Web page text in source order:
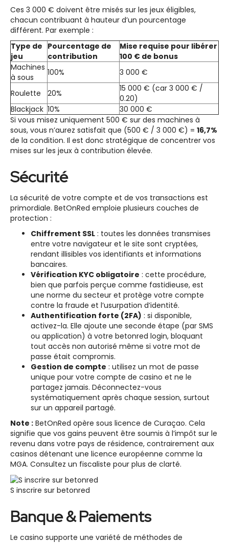
Ces 3 000 € doivent être misés sur les jeux éligibles,
chacun contribuant à hauteur d’un pourcentage
différent. Par exemple :
Type de
jeu
Pourcentage de
contribution
Mise requise pour libérer
100 € de bonus
Machines
à sous
100% 3 000 €
Roulette 20%
15 000 € (car 3 000 € /
0.20)
Blackjack 10%
30 000 €
Si vous misez uniquement 500 € sur des machines à
sous, vous n’aurez satisfait que (500 € / 3 000 €) = 16,7%
de la condition. Il est donc stratégique de concentrer vos
mises sur les jeux à contribution élevée.
Sécurité
La sécurité de votre compte et de vos transactions est
primordiale. BetOnRed emploie plusieurs couches de
protection :
Chiffrement SSL : toutes les données transmises
entre votre navigateur et le site sont cryptées,
rendant illisibles vos identifiants et informations
bancaires.
Vérification KYC obligatoire : cette procédure,
bien que parfois perçue comme fastidieuse, est
une norme du secteur et protège votre compte
contre la fraude et l’usurpation d’identité.
Authentification forte (2FA) : si disponible,
activez-la. Elle ajoute une seconde étape (par SMS
ou application) à votre betonred login, bloquant
tout accès non autorisé même si votre mot de
passe était compromis.
Gestion de compte : utilisez un mot de passe
unique pour votre compte de casino et ne le
partagez jamais. Déconnectez-vous
systématiquement après chaque session, surtout
sur un appareil partagé.
Note : BetOnRed opère sous licence de Curaçao. Cela
signifie que vos gains peuvent être soumis à l’impôt sur le
revenu dans votre pays de résidence, contrairement aux
casinos détenant une licence européenne comme la
MGA. Consultez un fiscaliste pour plus de clarté.
S inscrire sur betonred
Banque & Paiements
Le casino supporte une variété de méthodes de